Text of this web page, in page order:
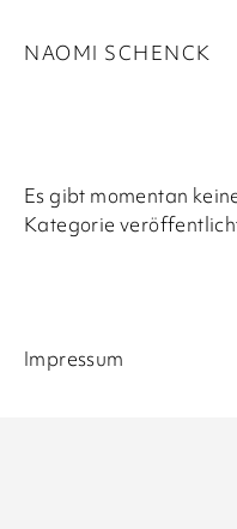
NAOMI SCHENCK
Es gibt momentan
Kategorie
Impressum